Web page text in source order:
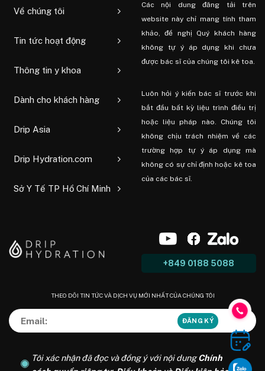
Về chúng tôi
Tin tức hoạt động
Thông tin y khoa
Dành cho khách hàng
Drip Asia
Drip Hydration.com
Sở Y Tế TP Hồ Chí Minh
Các nội dung đăng tải trên
website này chỉ mang tính tham
khảo, đề nghị Quý khách hàng
không tự ý áp dụng khi chưa
được bác sĩ của chúng tôi kê toa.
Luôn hỏi ý kiến ​​bác sĩ trước khi
bắt đầu bất kỳ liệu trình điều trị
hoặc liệu pháp nào. Chúng tôi
không chịu trách nhiệm về các
trường hợp tự ý áp dụng mà
không có sự chỉ định hoặc kê toa
của các bác sĩ.
+849 0188 5088
THEO DÕI TIN TỨC VÀ DỊCH VỤ MỚI NHẤT CỦA CHÚNG TÔI
Tôi xác nhận đã đọc và đồng ý với nội dungChính